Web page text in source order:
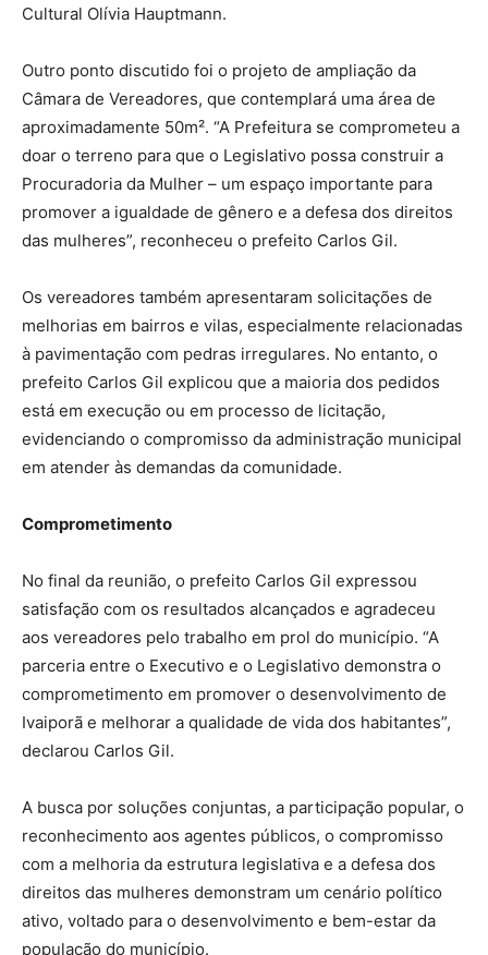
Cultural Olívia Hauptmann.
Outro ponto discutido foi o projeto de ampliação da
Câmara de Vereadores, que contemplará uma área de
aproximadamente 50m². “A Prefeitura se comprometeu a
doar o terreno para que o Legislativo possa construir a
Procuradoria da Mulher – um espaço importante para
promover a igualdade de gênero e a defesa dos direitos
das mulheres”, reconheceu o prefeito Carlos Gil.
Os vereadores também apresentaram solicitações de
melhorias em bairros e vilas, especialmente relacionadas
à pavimentação com pedras irregulares. No entanto, o
prefeito Carlos Gil explicou que a maioria dos pedidos
está em execução ou em processo de licitação,
evidenciando o compromisso da administração municipal
em atender às demandas da comunidade.
Comprometimento
No final da reunião, o prefeito Carlos Gil expressou
satisfação com os resultados alcançados e agradeceu
aos vereadores pelo trabalho em prol do município. “A
parceria entre o Executivo e o Legislativo demonstra o
comprometimento em promover o desenvolvimento de
Ivaiporã e melhorar a qualidade de vida dos habitantes”,
declarou Carlos Gil.
A busca por soluções conjuntas, a participação popular, o
reconhecimento aos agentes públicos, o compromisso
com a melhoria da estrutura legislativa e a defesa dos
direitos das mulheres demonstram um cenário político
ativo, voltado para o desenvolvimento e bem-estar da
população do município.